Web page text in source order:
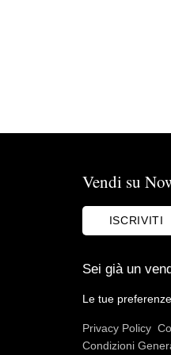
Vendi su
ISCRIVITI
Sei già un
Le tue
Privacy Policy
Condizioni